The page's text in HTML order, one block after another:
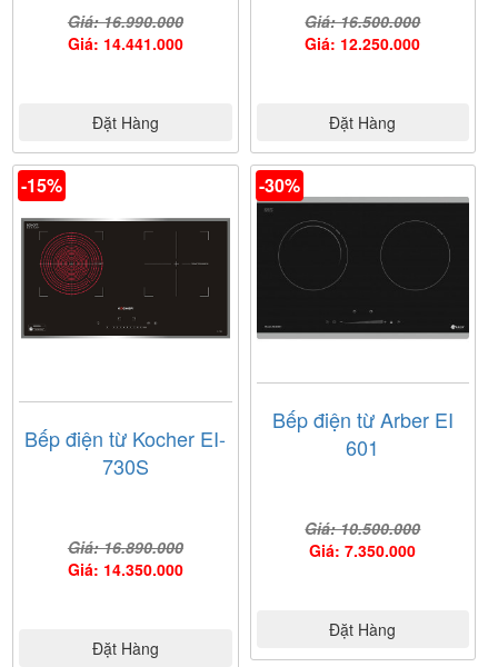
Giá: 16.990.000
Giá: 14.441.000
Đặt Hàng
Giá: 16.500.000
Giá: 12.250.000
Đặt Hàng
-15%
Bếp điện từ Kocher EI-
730S
Giá: 16.890.000
Giá: 14.350.000
Đặt Hàng
-30%
Bếp điện từ Arber EI
601
Giá: 10.500.000
Giá: 7.350.000
Đặt Hàng